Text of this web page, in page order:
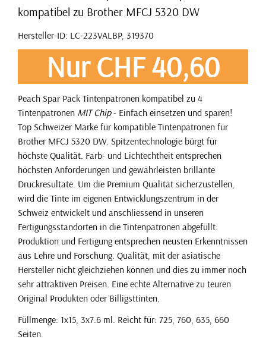
kompatibel zu Brother MFCJ 5320 DW
Hersteller-ID: LC-223VALBP, 319370
Nur CHF 40,60
Peach Spar Pack Tintenpatronen kompatibel zu 4
Tintenpatronen MIT Chip- Einfach einsetzen und sparen!
Top Schweizer Marke für kompatible Tintenpatronen für
Brother MFCJ 5320 DW. Spitzentechnologie bürgt für
höchste Qualität. Farb- und Lichtechtheit entsprechen
höchsten Anforderungen und gewährleisten brillante
Druckresultate. Um die Premium Qualität sicherzustellen,
wird die Tinte im eigenen Entwicklungszentrum in der
Schweiz entwickelt und anschliessend in unseren
Fertigungsstandorten in die Tintenpatronen abgefüllt.
Produktion und Fertigung entsprechen neusten Erkenntnissen
aus Lehre und Forschung. Qualität, mit der asiatische
Hersteller nicht gleichziehen können und dies zu immer noch
sehr attraktiven Preisen. Eine echte Alternative zu teuren
Original Produkten oder Billigsttinten.
Füllmenge: 1x15, 3x7.6 ml. Reicht für: 725, 760, 635, 660
Seiten.